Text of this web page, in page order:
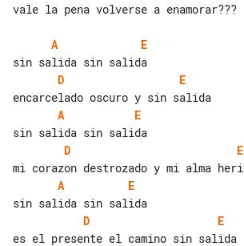
vale la pena volverse a enamorar???
A
E
D
E
A
E
D
E
A
E
D
E